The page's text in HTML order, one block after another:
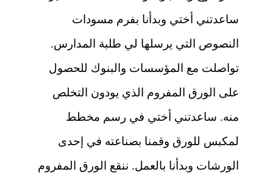
ساعدتني أختي وبدأنا بفرم مسودات
النصوص التي يرسلها لي طلبة المدارس.
تواصلت مع المؤسسات والبنوك للحصول
على الورق المفروم الذي يودون التخلص
منه. ساعدتني أختي في رسم مخطط
لمكبس للورق وقمنا بصناعته في إحدى
الورشات وبدأنا بالعمل. ننقع الورق المفروم